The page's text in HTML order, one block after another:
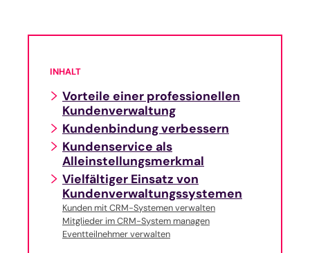
INHALT
Vorteile einer professionellen
Kundenverwaltung
Kundenbindung verbessern
Kundenservice als
Alleinstellungsmerkmal
Vielfältiger Einsatz von
Kundenverwaltungssystemen
Kunden mit CRM-Systemen verwalten
Mitglieder im CRM-System managen
Eventteilnehmer verwalten